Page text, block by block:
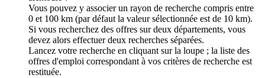
Vous pouvez y associer un rayon de recherche compris entre
0 et 100 km (par défaut la valeur sélectionnée est de 10 km).
Si vous recherchez des offres sur deux départements, vous
devez alors effectuer deux recherches séparées.
Lancez votre recherche en cliquant sur la loupe ; la liste des
offres d'emploi correspondant à vos critères de recherche est
restituée.